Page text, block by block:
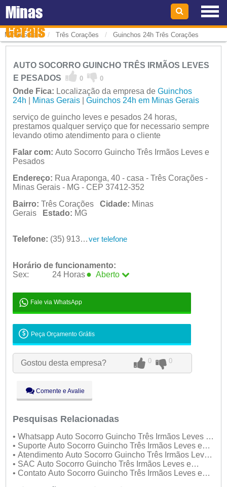
Minas
Gerais
MinasGerais / Três Corações / Guinchos 24h Três Corações
AUTO SOCORRO GUINCHO TRÊS IRMÃOS LEVES
E PESADOS
0 0
Onde Fica: Localização da empresa de Guinchos
24h
Minas Gerais| Guinchos 24h em Minas Gerais
serviço de guincho leves e pesados 24 horas,
prestamos qualquer serviço que for necessario sempre
levando otimo atendimento para o cliente
Falar com: Auto Socorro Guincho Três Irmãos Leves e
Pesados
Endereço: Rua Araponga, 40 - casa - Três Corações -
Minas Gerais - MG - CEP 37412-352
Bairro: Três Corações Cidade: Minas
Gerais
Estado: MG
Telefone: (35) 9136-5636 ver telefone
Horário de funcionamento:
Sex:
24 Horas ● Aberto
Ter:
24 Horas -
Qua:
24 Horas -
Qui:
24 Horas -
Sex:
24 Horas●Aberto
Dom:
24 Horas -
Fale via WhatsApp
Peça Orçamento Grátis
Gostou desta empresa? 0 0
Comente e Avalie
Pesquisas Relacionadas
• Whatsapp Auto Socorro Guincho Três Irmãos Leves e
Pesados
• Suporte Auto Socorro Guincho Três Irmãos Leves e
Pesados
• Atendimento Auto Socorro Guincho Três Irmãos Leves
e Pesados
• SAC Auto Socorro Guincho Três Irmãos Leves e
Pesados
• Contato Auto Socorro Guincho Três Irmãos Leves e